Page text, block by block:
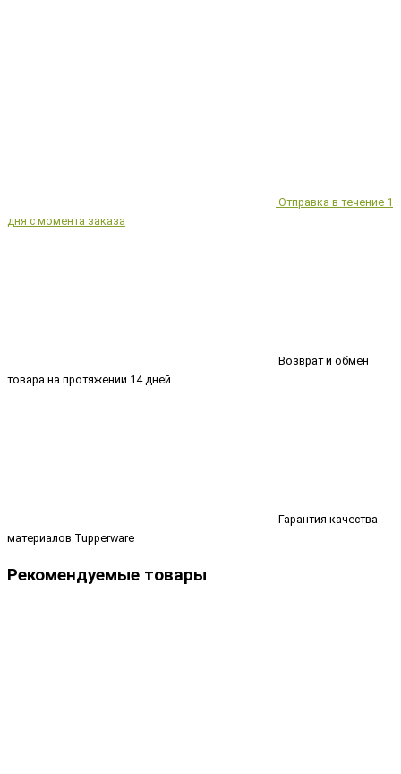
Отправка в течение 1
дня с момента заказа
Возврат и обмен
товара на протяжении 14 дней
Гарантия качества
материалов Tupperware
Рекомендуемые товары